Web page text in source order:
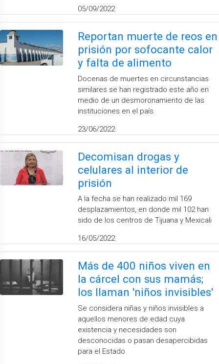
05/09/2022
Reportan muerte de reos en
prisión por sofocante calor
y falta de alimento
Docenas de muertes en circunstancias
similares se han registrado este año en
medio de un desmoronamiento de las
instituciones en el país.
23/06/2022
Decomisan drogas y
celulares al interior de
prisión
A la fecha se han realizado mil 169
desplazamientos, en donde mil 102 han
sido de los centros de Tijuana y Mexicali
16/05/2022
Más de 400 niños viven en
la cárcel con sus mamás;
los llaman 'niños invisibles'
Se considera niñas y niños invisibles a
aquellos menores de edad cuya
existencia y necesidades son
desconocidas o pasan desapercibidas
para el Estado